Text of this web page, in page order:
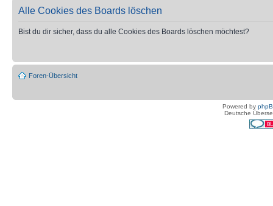
Alle Cookies des Boards löschen
Bist du dir sicher, dass du alle Cookies des Boards löschen möchtest?
Foren-Übersicht
Powered by
Deutsche